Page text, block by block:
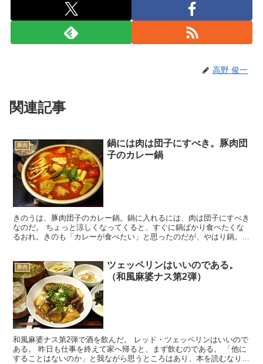
高野 俊一
関連記事
豚肉
鍋には肉は団子にすべき。豚肉団
子のカレー鍋
きのうは、豚肉団子のカレー鍋。鍋に入れるには、肉は団子にすべき
なのだ。 ちょっと涼しくなってくると、すぐに鍋ばかり食べたくな
るおれ。きのも「カレーが食べたい」と思ったのだが、やはり鍋。
豚肉
ツェッペリンはいいのである。
（和風麻婆ナス第2弾）
和風麻婆ナス第2弾で酒を飲んだ。 レッド・ツェッペリンはいいので
ある。 昨日も仕事を終えて家へ帰ると、まず飲むのである。 「他に
することはないのか」と我ながら思うところはあり、本を読むなり、